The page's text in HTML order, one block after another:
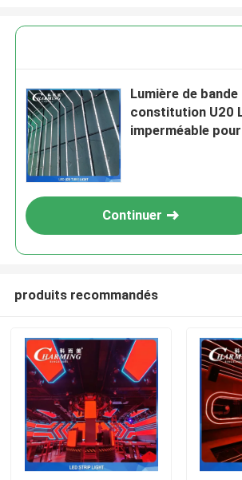
Aperçu
Lumière de bande
constitution U20
imperméable
Continuer
produits recommandés